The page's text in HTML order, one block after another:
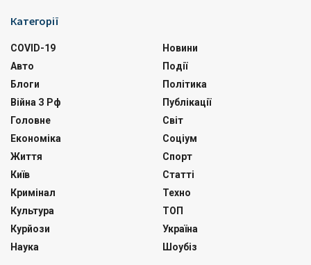
Категорії
COVID-19
Авто
Блоги
Війна З Рф
Головне
Економіка
Життя
Київ
Кримінал
Культура
Курйози
Наука
Новини
Події
Політика
Публікації
Світ
Соціум
Спорт
Статті
Техно
ТОП
Україна
Шоубіз